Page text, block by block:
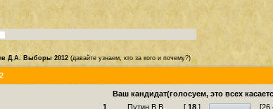
Д.А. Выборы 2012 (давайте узнаем, кто за кого и почему?)
Ваш кандидат(голосуем, это всех
1
Путин В.В. [18 ]